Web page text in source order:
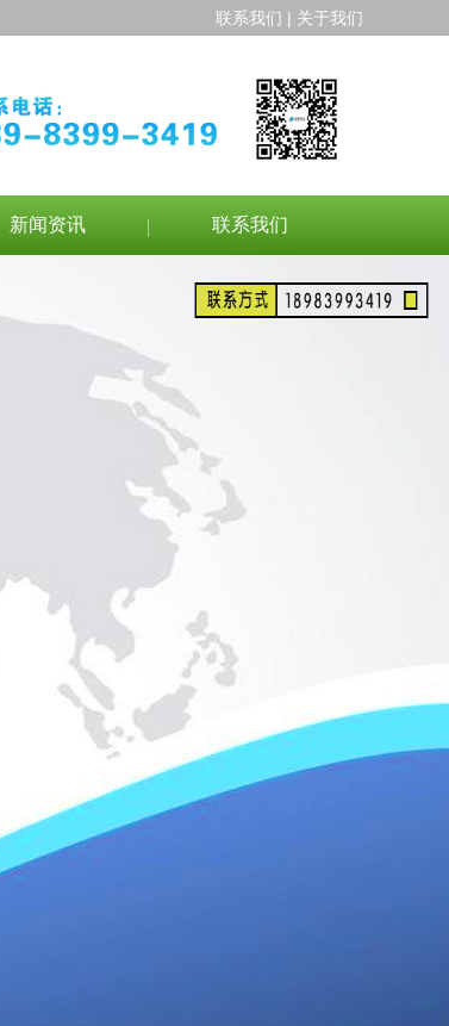
联系我们 | 关于我们
新闻资讯 联系我们